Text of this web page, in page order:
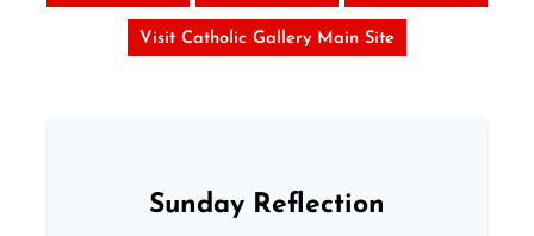
Visit Catholic Gallery Main Site
Sunday Reflection